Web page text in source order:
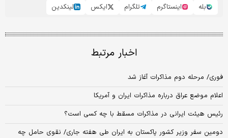
بله
اینستاگرم تلگرام ایکس لینکدین
اخبار مرتبط
فوری/ مرحله دوم مذاکرات آغاز شد
اعلام موضع عراق درباره مذاکرات ایران و آمریکا
رئیس هیئت ایرانی در مذاکرات مسقط با چه کسی است؟
دومین سفر وزیر کشور پاکستان به ایران طی هفته جاری/ نقوی حامل چه